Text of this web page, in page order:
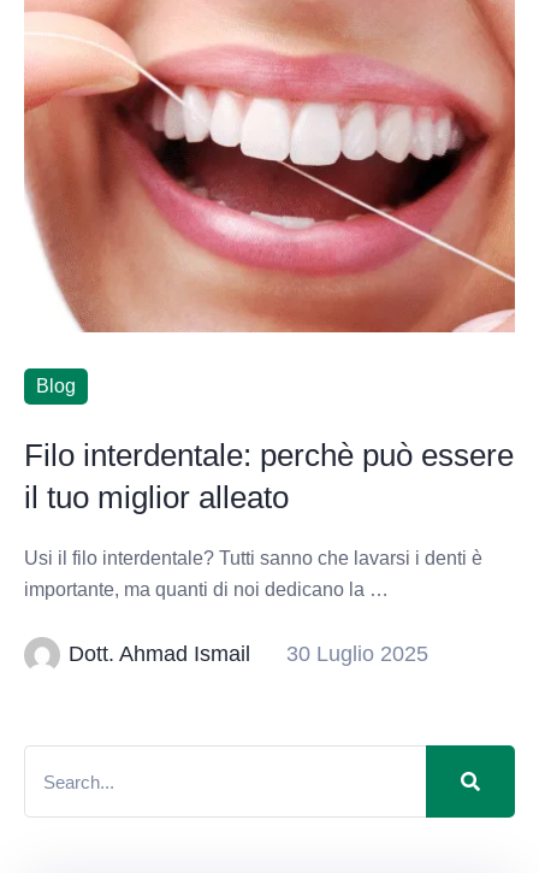
Blog
Filo interdentale: perchè può essere
il tuo miglior alleato
Usi il filo interdentale? Tutti sanno che lavarsi i denti è
importante, ma quanti di noi dedicano la …
Dott. Ahmad Ismail 30 Luglio 2025